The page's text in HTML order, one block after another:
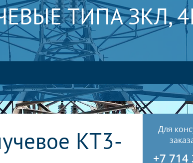
ТИПА ЗКЛ,
КТ3-
Для
+7 714